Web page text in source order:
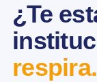
¿Te
respira.